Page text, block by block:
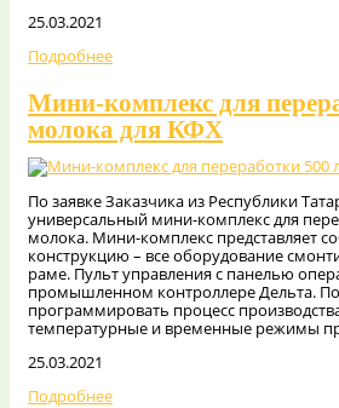
25.03.2021
Подробнее
Мини-комплекс для
молока для КФХ
По заявке Заказчика из Республики
универсальный мини-комплекс для
молока. Мини-комплекс представляет
конструкцию – все оборудование
раме. Пульт управления с панелью
промышленном контроллере Дельта.
программировать процесс
температурные и временные режимы
25.03.2021
Подробнее